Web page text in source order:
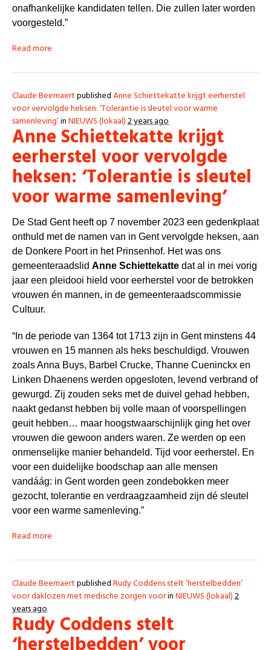
onafhankelijke kandidaten tellen. Die zullen later worden
voorgesteld.”
Read more
Claude BeernaertpublishedAnne Schiettekatte krijgt eerherstel
voor vervolgde heksen: ‘Tolerantie is sleutel voor warme
samenleving’inNIEUWS (lokaal)2 years ago
Anne Schiettekatte krijgt
eerherstel voor vervolgde
heksen: ‘Tolerantie is sleutel
voor warme samenleving’
De Stad Gent heeft op 7 november 2023 een gedenkplaat
onthuld met de namen van in Gent vervolgde heksen, aan
de Donkere Poort in het Prinsenhof. Het was ons
gemeenteraadslid Anne Schiettekatte dat al in mei vorig
jaar een pleidooi hield voor eerherstel voor de betrokken
vrouwen én mannen, in de gemeenteraadscommissie
Cultuur.
“In de periode van 1364 tot 1713 zijn in Gent minstens 44
vrouwen en 15 mannen als heks beschuldigd. Vrouwen
zoals Anna Buys, Barbel Crucke, Thanne Cueninckx en
Linken Dhaenens werden opgesloten, levend verbrand of
gewurgd. Zij zouden seks met de duivel gehad hebben,
naakt gedanst hebben bij volle maan of voorspellingen
geuit hebben… maar hoogstwaarschijnlijk ging het over
vrouwen die gewoon anders waren. Ze werden op een
onmenselijke manier behandeld. Tijd voor eerherstel. En
voor een duidelijke boodschap aan alle mensen
vandáág: in Gent worden geen zondebokken meer
gezocht, tolerantie en verdraagzaamheid zijn dé sleutel
voor een warme samenleving.”
Read more
Claude BeernaertpublishedRudy Coddens stelt ‘herstelbedden’
voor daklozen met medische zorgen voorinNIEUWS (lokaal)2
years ago
Rudy Coddens stelt